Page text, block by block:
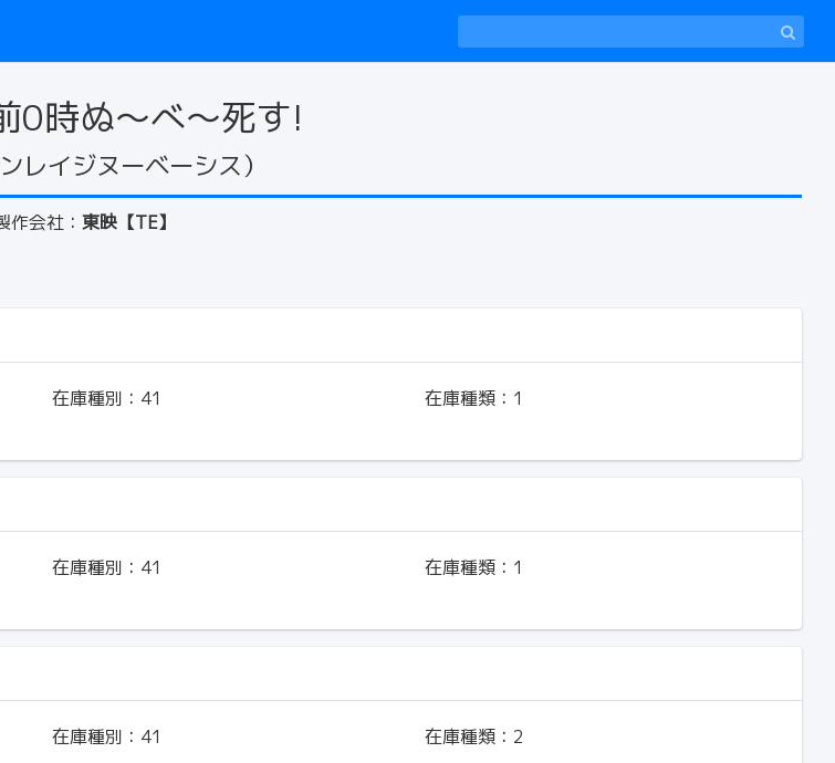
0時ぬ～べ～死す!
レイジヌーベーシス）
作会社： 東映【TE】
在庫種別： 41 在庫種類： 1
在庫種別： 41 在庫種類： 1
在庫種別： 41 在庫種類： 2